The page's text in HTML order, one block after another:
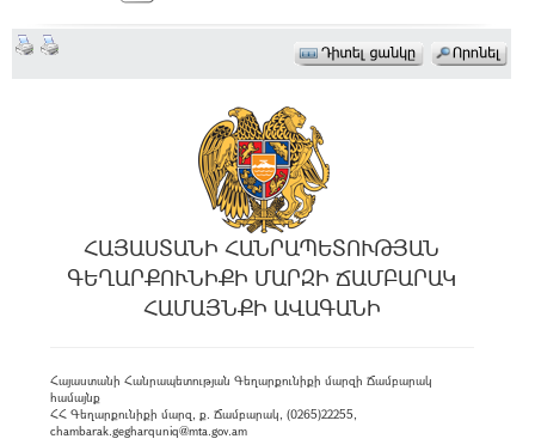
ՀԱՅԱՍՏԱՆԻ ՀԱՆՐԱՊԵՏՈՒԹՅԱՆ
ԳԵՂԱՐՔՈՒՆԻՔԻ ՄԱՐԶԻ ՃԱՄԲԱՐԱԿ
ՀԱՄԱՅՆՔԻ ԱՎԱԳԱՆԻ
Հայաստանի Հանրապետության Գեղարքունիքի մարզի Ճամբարակ
համայնք
ՀՀ Գեղարքունիքի մարզ, ք. Ճամբարակ, (0265)22255,
chambarak.gegharquniq@mta.gov.am